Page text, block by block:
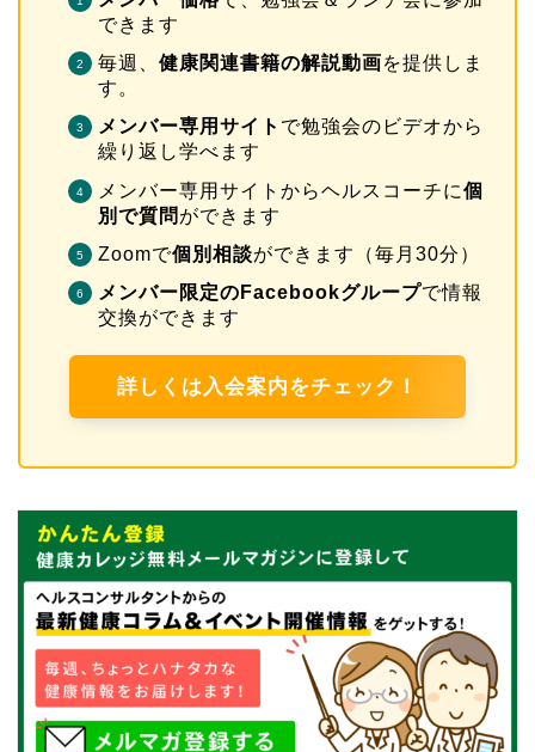
できます
毎週、 健康関連書籍の解説動画を提供しま
す。
メンバー専用サイト で勉強会のビデオから
繰り返し学べます
メンバー専用サイトからヘルスコーチに個
別で質問 ができます
Zoomで個別相談ができます（毎月30分）
メンバー限定のFacebookグループで情報
交換ができます
詳しくは入会案内をチェック！